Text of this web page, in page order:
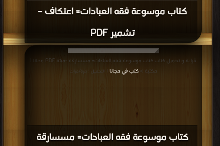
كتاب موسوعة فقه العبادات= اعتكاف –
تشمير PDF
كتاب موسوعة فقه العبادات= مسسارقة
قراءة و تحميل كتاب كتاب موسوعة فقه العبادات= مسسارقة -ميتة PDF مجانا |
مكتبة >كتب في مجانا | التحميل : مرة/مرات